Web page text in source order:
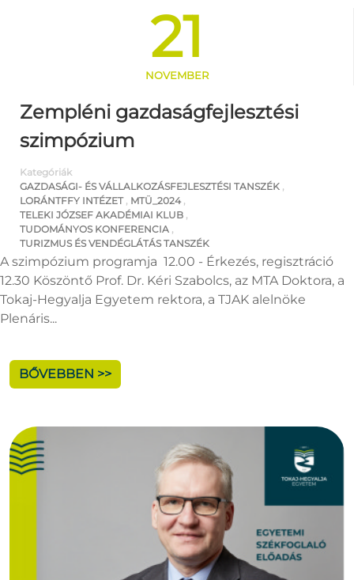
21
NOVEMBER
Zempléni gazdaságfejlesztési
szimpózium
Kategóriák
GAZDASÁGI- ÉS VÁLLALKOZÁSFEJLESZTÉSI TANSZÉK ,
LORÁNTFFY INTÉZET, MTÜ_2024,
TELEKI JÓZSEF AKADÉMIAI KLUB ,
TUDOMÁNYOS KONFERENCIA ,
TURIZMUS ÉS VENDÉGLÁTÁS TANSZÉK
A szimpózium programja 12.00 - Érkezés, regisztráció
12.30 Köszöntő Prof. Dr. Kéri Szabolcs, az MTA Doktora, a
Tokaj-Hegyalja Egyetem rektora, a TJAK alelnöke
Plenáris...
BŐVEBBEN >>